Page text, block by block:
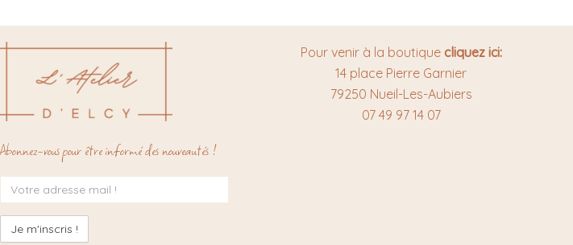
Abonnez-vous pour être informé des nouveautés !
Inscription
à
la
newsletter
Pour venir à la boutique cliquez ici:
14 place Pierre Garnier
79250 Nueil-Les-Aubiers
07 49 97 14 07